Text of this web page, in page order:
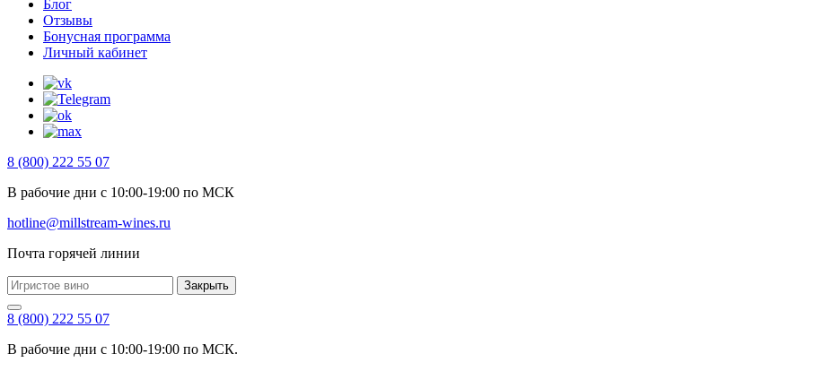
Блог
Отзывы
Бонусная программа
Личный кабинет
8 (800) 222 55 07
В рабочие дни с 10:00-19:00 по МСК
hotline@millstream-wines.ru
Почта горячей линии
Закрыть
8 (800) 222 55 07
В рабочие дни с 10:00-19:00 по МСК.